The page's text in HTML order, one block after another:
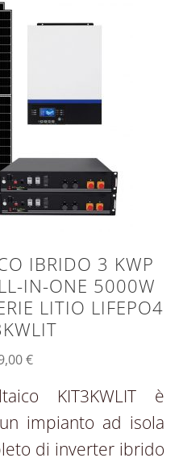
IBRIDO 3 KWP
IN-ONE 5000W
LITIO LIFEPO4
€
KIT3KWLIT è
impianto ad isola
di inverter ibrido